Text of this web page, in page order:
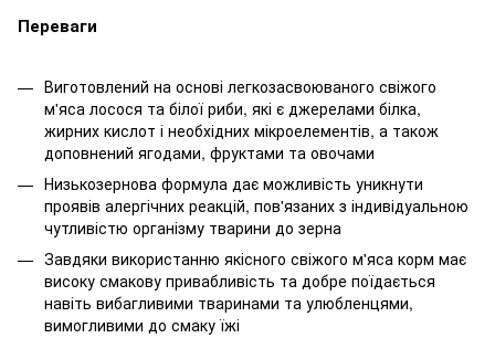
Переваги
Виготовлений на основі легкозасвоюваного свіжого
м'яса лосося та білої риби, які є джерелами білка,
жирних кислот і необхідних мікроелементів, а також
доповнений ягодами, фруктами та овочами
Низькозернова формула дає можливість уникнути
проявів алергічних реакцій, пов'язаних з індивідуальною
чутливістю організму тварини до зерна
Завдяки використанню якісного свіжого м'яса корм має
високу смакову привабливість та добре поїдається
навіть вибагливими тваринами та улюбленцями,
вимогливими до смаку їжі